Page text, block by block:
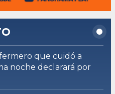
que cuidó a
noche declarará por